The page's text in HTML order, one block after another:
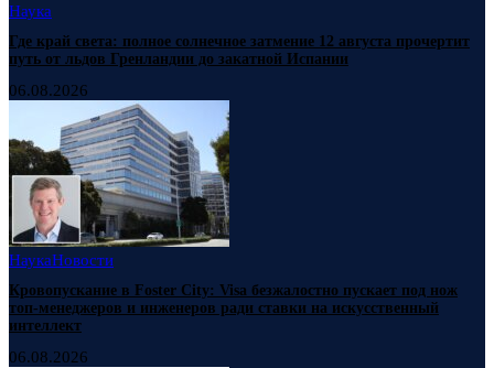
Наука
Где край света: полное солнечное затмение 12 августа прочертит
путь от льдов Гренландии до закатной Испании
06.08.2026
НаукаНовости
Кровопускание в Foster City: Visa безжалостно пускает под нож
топ-менеджеров и инженеров ради ставки на искусственный
интеллект
06.08.2026